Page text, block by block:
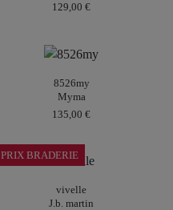
129,00 €
8526my
Myma
135,00 €
PRIX BRADERIE
vivelle
J.b. martin